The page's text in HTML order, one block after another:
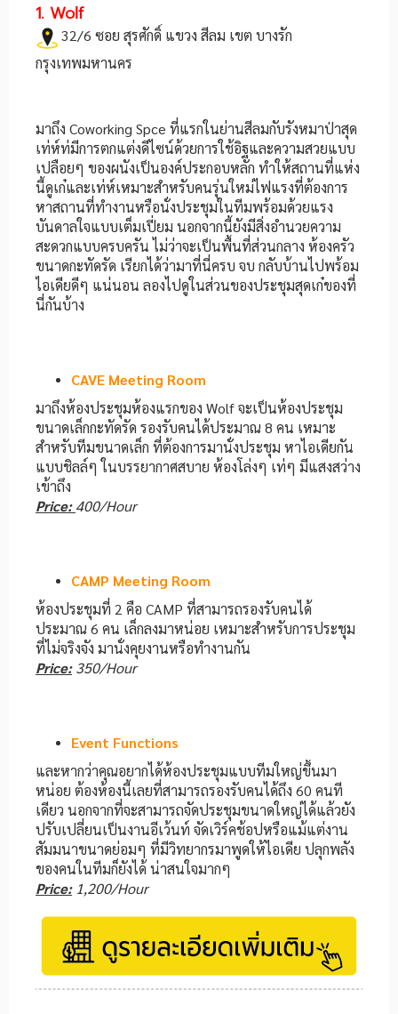
1. Wolf
32/6 ซอย สุรศักดิ์ แขวง สีลม เขต บางรัก
กรุงเทพมหานคร
มาถึง Coworking Spce ที่แรกในย่านสีลมกับรังหมาป่าสุด
เท่ห์ท่มีการตกแต่งดีไซน์ด้วยการใช้อิฐและความสวยแบบ
เปลือยๆ ของผนังเป็นองค์ประกอบหลัก ทำให้สถานที่แห่ง
นี้ดูเก๋และเท่ห์เหมาะสำหรับคนรุ่นใหม่ไฟแรงที่ต้องการ
หาสถานที่ทำงานหรือนั่งประชุมในทีมพร้อมด้วยแรง
บันดาลใจแบบเต็มเปี่ยม นอกจากนี้ยังมีสิ่งอำนวยความ
สะดวกแบบครบครัน ไม่ว่าจะเป็นพื้นที่ส่วนกลาง ห้องครัว
ขนาดกะทัดรัด เรียกได้ว่ามาที่นี่ครบ จบ กลับบ้านไปพร้อม
ไอเดียดีๆ แน่นอน ลองไปดูในส่วนของประชุมสุดเก๋ของที่
นี่กันบ้าง
CAVE Meeting Room
มาถึงห้องประชุมห้องแรกของ Wolf จะเป็นห้องประชุม
ขนาดเล็กกะทัดรัด รองรับคนได้ประมาณ 8 คน เหมาะ
สำหรับทีมขนาดเล็ก ที่ต้องการมานั่งประชุม หาไอเดียกัน
แบบชิลล์ๆ ในบรรยากาศสบาย ห้องโล่งๆ เท่ๆ มีแสงสว่าง
เข้าถึง
Price:400/Hour
CAMP Meeting Room
ห้องประชุมที่ 2 คือ CAMP ที่สามารถรองรับคนได้
ประมาณ 6 คน เล็กลงมาหน่อย เหมาะสำหรับการประชุม
ที่ไม่จริงจัง มานั่งคุยงานหรือทำงานกัน
Price:350/Hour
Event Functions
และหากว่าคุณอยากได้ห้องประชุมแบบทีมใหญ่ขึ้นมา
หน่อย ต้องห้องนี้เลยที่สามารถรองรับคนได้ถึง 60 คนที
เดียว นอกจากที่จะสามารถจัดประชุมขนาดใหญ่ได้แล้วยัง
ปรับเปลี่ยนเป็นงานอีเว้นท์ จัดเวิร์คช้อปหรือแม้แต่งาน
สัมมนาขนาดย่อมๆ ที่มีวิทยากรมาพูดให้ไอเดีย ปลุกพลัง
ของคนในทีมก็ยังได้ น่าสนใจมากๆ
Price:1,200/Hour